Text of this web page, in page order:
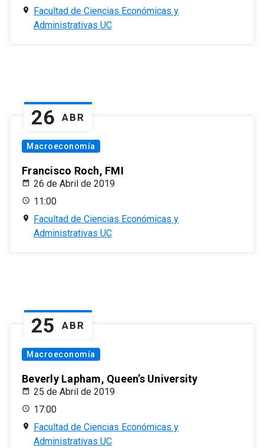
Facultad de Ciencias Económicas y
Administrativas UC
26 ABR
Macroeconomía
Francisco Roch, FMI
26 de Abril de 2019
11:00
Facultad de Ciencias Económicas y
Administrativas UC
25 ABR
Macroeconomía
Beverly Lapham, Queen’s University
25 de Abril de 2019
17:00
Facultad de Ciencias Económicas y
Administrativas UC